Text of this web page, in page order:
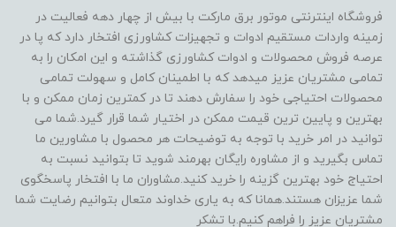
فروشگاه اینترنتی موتور برق مارکت با بیش از چهار دهه فعالیت در
زمینه واردات مستقیم ادوات و تجهیزات کشاورزی افتخار دارد که پا در
عرصه فروش محصولات و ادوات کشاورزی گذاشته و این امکان را به
تمامی مشتریان عزیز میدهد که با اطمینان کامل و سهولت تمامی
محصولات احتیاجی خود را سفارش دهند تا در کمترین زمان ممکن و با
بهترین و پایین ترین قیمت ممکن در اختیار شما قرار گیرد.شما می
توانید در امر خرید با توجه به توضیحات هر محصول با مشاورین ما
تماس بگیرید و از مشاوره رایگان بهرمند شوید تا بتوانید نسبت به
احتیاج خود بهترین گزینه را خرید کنید.مشاوران ما با افتخار پاسخگوی
شما عزیزان هستند.همانا که به یاری خداوند متعال بتوانیم رضایت شما
مشتریان عزیز را فراهم کنیم.با تشکر